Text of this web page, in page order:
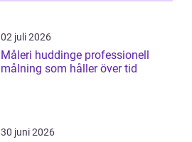
02 juli 2026
Måleri huddinge professionell
målning som håller över tid
30 juni 2026